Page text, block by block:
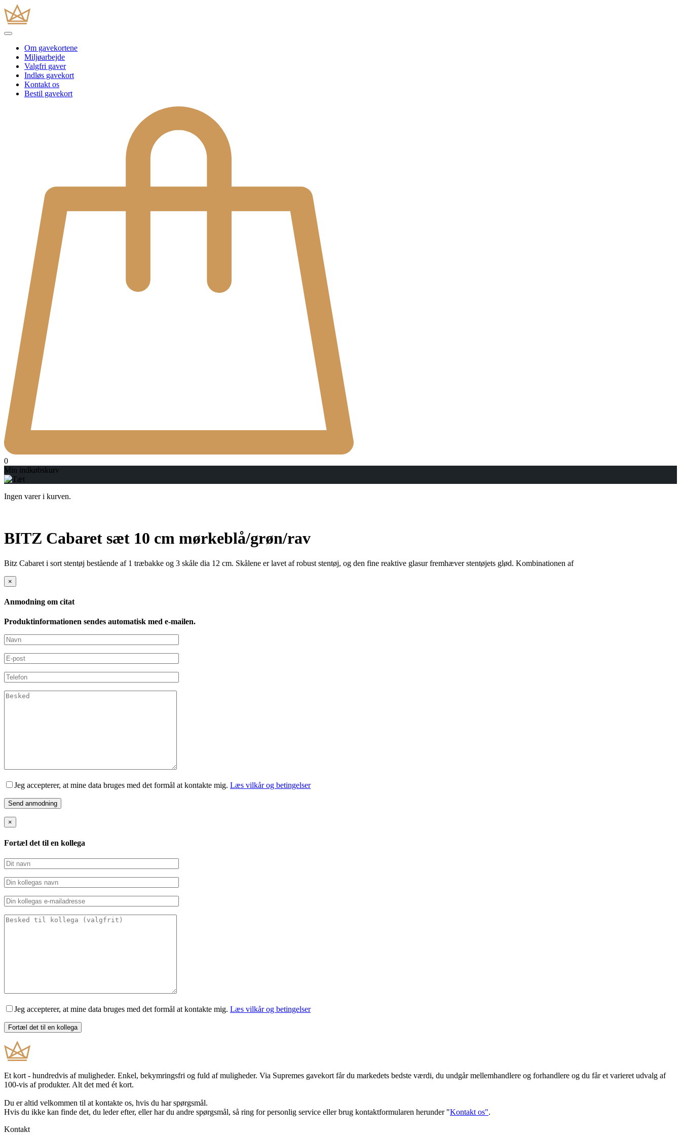
Om gavekortene
Miljøarbejde
Valgfri gaver
Indløs gavekort
Kontakt os
Bestil gavekort
0
Min indkøbskurv
Ingen varer i kurven.
BITZ Cabaret sæt 10 cm mørkeblå/grøn/rav
Bitz Cabaret i sort stentøj bestående af 1 træbakke og 3 skåle dia 12 cm. Skålene er lavet af robust stentøj, og den fine reaktive glasur fremhæver stentøjets glød. Kombinationen af
×
Anmodning om citat
Produktinformationen sendes automatisk med e-mailen.
Jeg accepterer, at mine data bruges med det formål at kontakte mig. Læs vilkår og betingelser
×
Fortæl det til en kollega
Jeg accepterer, at mine data bruges med det formål at kontakte mig. Læs vilkår og betingelser
Et kort - hundredvis af muligheder. Enkel, bekymringsfri og fuld af muligheder. Via Supremes gavekort får du markedets bedste værdi, du undgår mellemhandlere og forhandlere og du får et varieret udvalg af
100-vis af produkter. Alt det med ét kort.
Du er altid velkommen til at kontakte os, hvis du har spørgsmål.
Hvis du ikke kan finde det, du leder efter, eller har du andre spørgsmål, så ring for personlig service eller brug kontaktformularen herunder "Kontakt os".
Kontakt